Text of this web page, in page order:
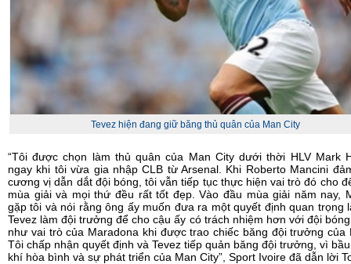
Tevez hiện đang giữ băng thủ quân của Man City
“Tôi được chọn làm thủ quân của Man City dưới thời HLV Mark
ngay khi tôi vừa gia nhập CLB từ Arsenal. Khi Roberto Mancini
cương vị dẫn dắt đội bóng, tôi vẫn tiếp tục thực hiện vai trò đó cho
mùa giải và mọi thứ đều rất tốt đẹp. Vào đầu mùa giải năm nay,
gặp tôi và nói rằng ông ấy muốn đưa ra một quyết định quan trọng
Tevez làm đội trưởng để cho cậu ấy có trách nhiệm hơn với đội
như vai trò của Maradona khi được trao chiếc băng đội trưởng của
Tôi chấp nhận quyết định và Tevez tiếp quản băng đội trưởng, vì
khí hòa bình và sự phát triển của Man City”, Sport Ivoire đã dẫn lời